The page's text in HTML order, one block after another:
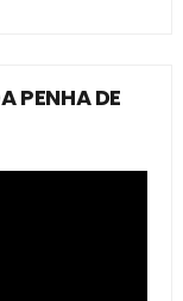
PENHA DE